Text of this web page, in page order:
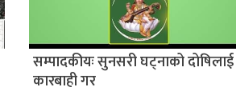
सम्पादकीयः सुनसरी घट्नाको दोषिलाई
कारबाही गर